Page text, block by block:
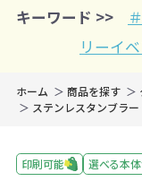
キーワード >>
リーイ
ホーム 商品を探す
ステンレスタンブラー
印刷可能 選べる本